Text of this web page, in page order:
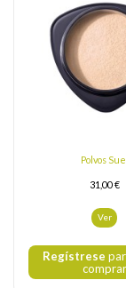
Polvos
31,00 €
Ver
Regístrese
comprar